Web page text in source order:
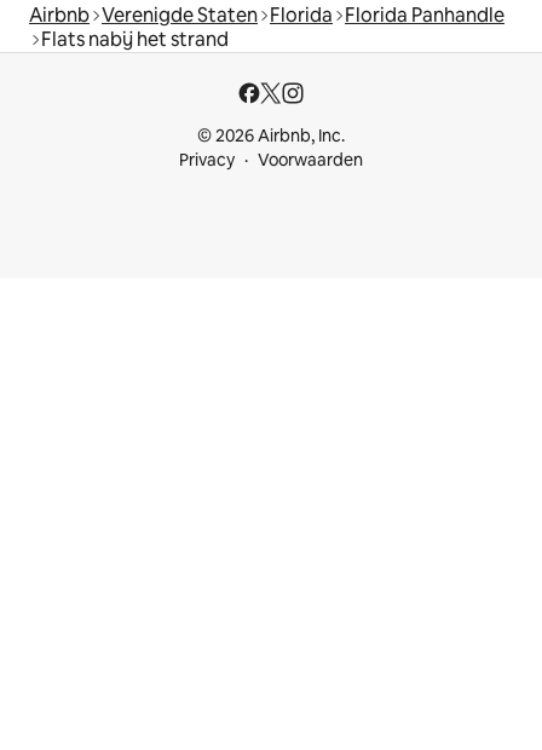
Airbnb Verenigde Staten Florida Florida Panhandle
Flats nabij het strand
© 2026 Airbnb, Inc.
Privacy
Voorwaarden